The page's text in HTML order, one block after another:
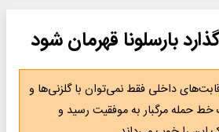
بارسلونا قهرمان شود
داخلی فقط نمی‌توان با گلزنی‌ها و
حمله مرگبار به موفقیت رسید و